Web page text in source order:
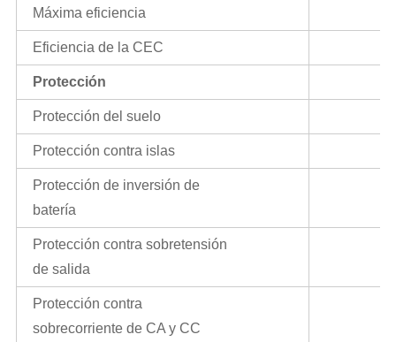
Máxima eficiencia
Eficiencia de la CEC
Protección
Protección del suelo
Protección contra islas
Protección de inversión de
batería
Protección contra sobretensión
de salida
Protección contra
sobrecorriente de CA y CC